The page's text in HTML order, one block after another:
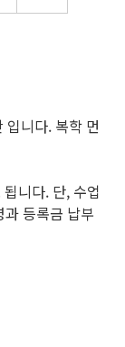
니다. 복학 먼
니다. 단, 수업
등록금 납부